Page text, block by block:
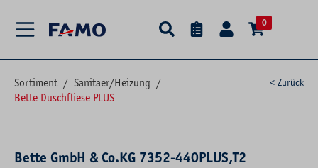
0
Sortiment / Sanitaer/Heizung /
Bette Duschfliese PLUS
< Zurück
Bette GmbH & Co.KG 7352-440PLUS,T2